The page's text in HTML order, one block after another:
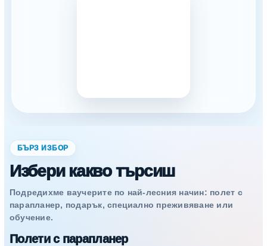
БЪРЗ ИЗБОР
Избери какво търсиш
Подредихме ваучерите по най-лесния начин: полет с
парапланер, подарък, специално преживяване или
обучение.
Полети с парапланер